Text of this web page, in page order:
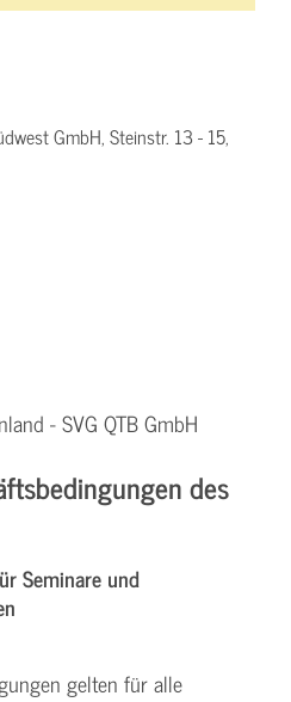
GmbH, Steinstr. 13 - 15,
- SVG QTB GmbH
des
Seminare und
gelten für alle